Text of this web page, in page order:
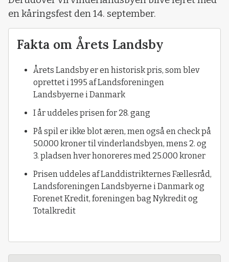
en kåringsfest den 14. september.
Fakta om Årets Landsby
Årets Landsby er en historisk pris, som blev
oprettet i 1995 af Landsforeningen
Landsbyerne i Danmark
I år uddeles prisen for 28. gang
På spil er ikke blot æren, men også en check på
50.000 kroner til vinderlandsbyen, mens 2. og
3. pladsen hver honoreres med 25.000 kroner
Prisen uddeles af Landdistrikternes Fællesråd,
Landsforeningen Landsbyerne i Danmark og
Forenet Kredit, foreningen bag Nykredit og
Totalkredit